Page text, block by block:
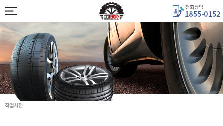
작업사진